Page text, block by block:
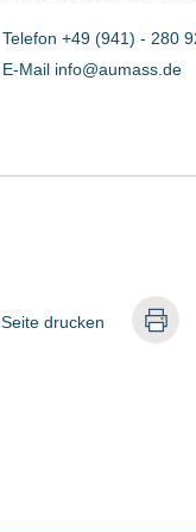
Telefon +49 (941) - 280
E-Mail info@aumass.de
Seite drucken